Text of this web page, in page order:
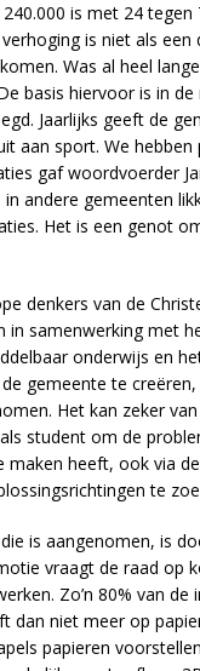
is met 24 tegen
is niet als een
Was al heel
basis hiervoor is in
Jaarlijks geeft de
aan sport. We hebben
gaf woordvoerder
in andere gemeenten
Het is een genot
denkers van de
in samenwerking met
onderwijs en
gemeente te
Het kan zeker
student om de
maken heeft, ook via
te
is aangenomen, is
vraagt de raad op
Zo’n 80% van
dan niet meer op
papieren